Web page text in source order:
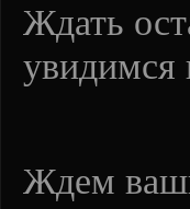
Ждать
увидимся
Ждем